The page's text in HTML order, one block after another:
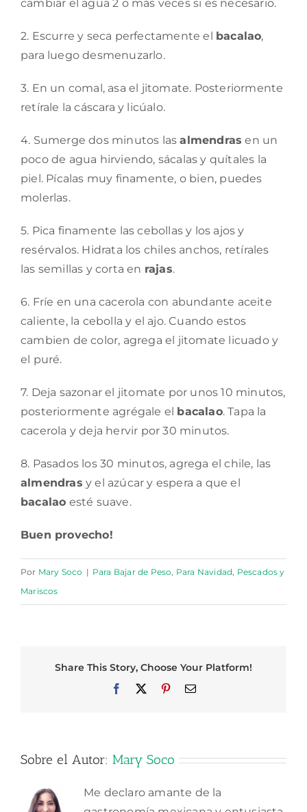
cambiar el agua 2 o más veces si es necesario.
2. Escurre y seca perfectamente el bacalao,
para luego desmenuzarlo.
3. En un comal, asa el jitomate. Posteriormente
retírale la cáscara y licúalo.
4. Sumerge dos minutos lasalmendras en un
poco de agua hirviendo, sácalas y quítales la
piel. Pícalas muy finamente, o bien, puedes
molerlas.
5. Pica finamente las cebollas y los ajos y
resérvalos. Hidrata los chiles anchos, retírales
las semillas y corta en rajas.
6. Fríe en una cacerola con abundante aceite
caliente, la cebolla y el ajo. Cuando estos
cambien de color, agrega el jitomate licuado y
el puré.
7. Deja sazonar el jitomate por unos 10 minutos,
posteriormente agrégale el bacalao. Tapa la
cacerola y deja hervir por 30 minutos.
8. Pasados los 30 minutos, agrega el chile, las
almendras y el azúcar y espera a que el
bacalao esté suave.
Buen provecho!
Por Mary Soco | Para Bajar de Peso, Para Navidad, Pescados y
Mariscos
Share This Story, Choose Your Platform!
Facebook PinterestCorreo
Sobre el Autor: Mary Soco
Me declaro amante de la